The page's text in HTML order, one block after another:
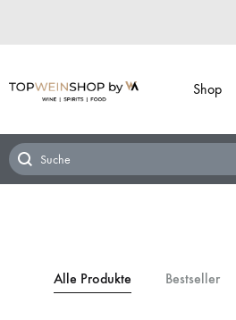
Shop
Alle Produkte Bestseller